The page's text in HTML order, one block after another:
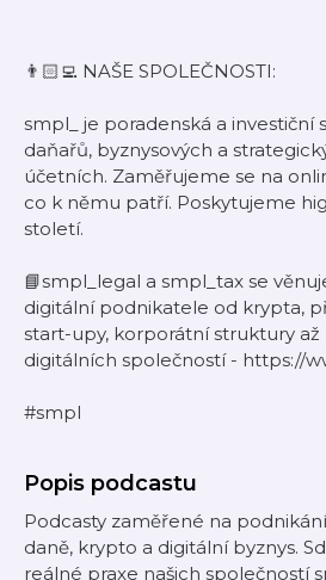
👨🏻‍💻 NAŠE SPOLEČNOSTI:
smpl_ je poradenská a investiční
daňařů, byznysových a
účetních. Zaměřujeme se na
co k němu patří. Poskytujeme
století.
📘smpl_legal a smpl_tax se
digitální podnikatele od krypta,
start-upy, korporátní struktury až
digitálních společností - https://
#smpl
Popis podcastu
Podcasty zaměřené na
daně, krypto a digitální byznys.
reálné praxe našich společností